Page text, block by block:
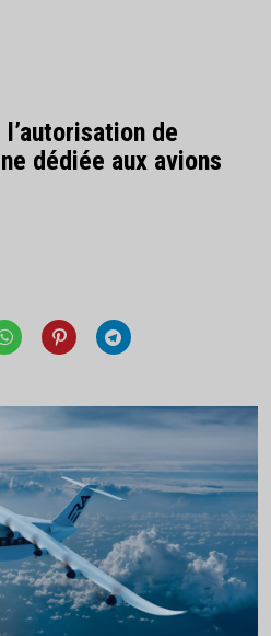
de
dédiée aux avions